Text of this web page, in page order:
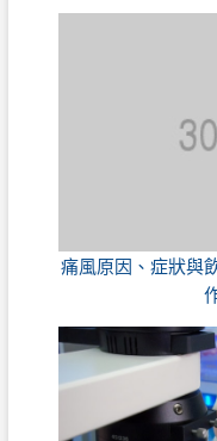
痛風原因、症狀與